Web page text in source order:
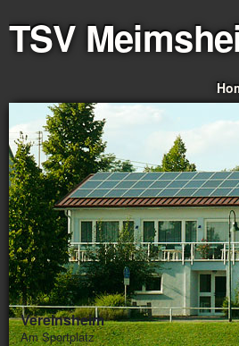
TSV
Vereinsheim
Am Sportplatz